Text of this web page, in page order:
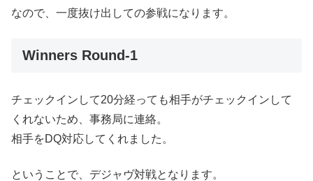
なので、一度抜け出しての参戦になります。
Winners Round-1
チェックインして20分経っても相手がチェックインして
くれないため、事務局に連絡。
相手をDQ対応してくれました。
ということで、デジャヴ対戦となります。